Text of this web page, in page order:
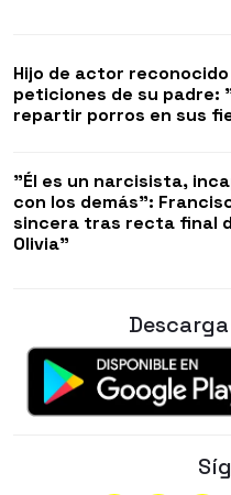
Hijo de actor
peticiones de su padre:
repartir porros en sus
"Él es un narcisista,
con los demás":
sincera tras recta final
Olivia"